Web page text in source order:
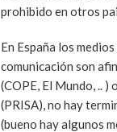
prohibido en otros
En España los medios
comunicación son
(COPE, El Mundo, .. )
(PRISA), no hay
(bueno hay algunos